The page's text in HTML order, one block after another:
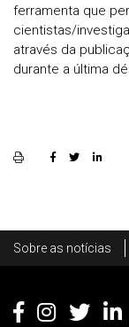
ferramenta que
cientistas/
através da
durante a última
Footer
Sobre as notícias